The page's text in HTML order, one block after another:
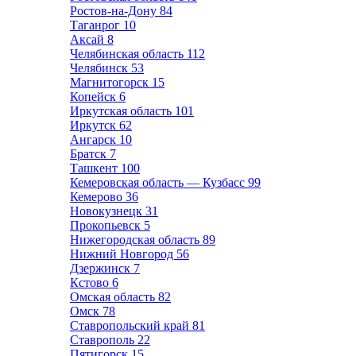
Ростов-на-Дону 84
Таганрог 10
Аксай 8
Челябинская область 112
Челябинск 53
Магнитогорск 15
Копейск 6
Иркутская область 101
Иркутск 62
Ангарск 10
Братск 7
Ташкент 100
Кемеровская область — Кузбасс 99
Кемерово 36
Новокузнецк 31
Прокопьевск 5
Нижегородская область 89
Нижний Новгород 56
Дзержинск 7
Кстово 6
Омская область 82
Омск 78
Ставропольский край 81
Ставрополь 22